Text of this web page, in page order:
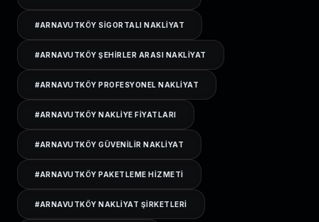
#ARNAVUTKÖY SIGORTALI NAKLIYAT
#ARNAVUTKÖY ŞEHIRLER ARASI NAKLIYAT
#ARNAVUTKÖY PROFESYONEL NAKLIYAT
#ARNAVUTKÖY NAKLIYE FIYATLARI
#ARNAVUTKÖY GÜVENILIR NAKLIYAT
#ARNAVUTKÖY PAKETLEME HIZMETI
#ARNAVUTKÖY NAKLIYAT ŞIRKETLERI